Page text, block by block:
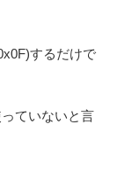
するだけで
ていないと言